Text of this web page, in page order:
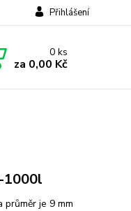
Přihlášení
0ks
za 0,00 Kč
1000l
průměr je 9 mm